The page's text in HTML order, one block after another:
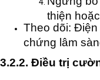
thiện
Theo dõi: Điện
chứng lâm
3.2.2. Điều trị